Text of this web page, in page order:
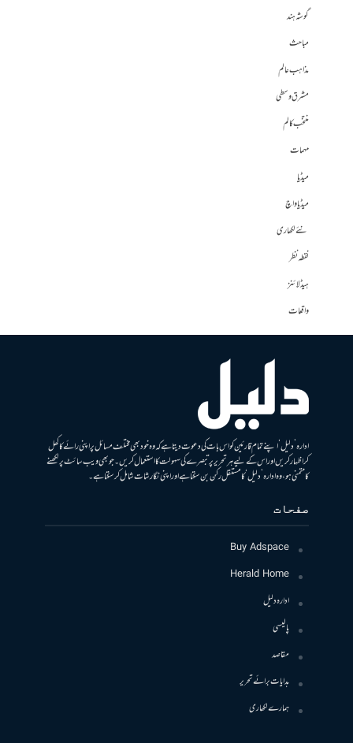
گوشہ ہند
مباحث
مذاہب عالم
مشرق وسطی
منتخب کالم
مہمات
میڈیا
میڈیا واچ
نئے لکھاری
نقطہ نظر
ہیڈلائنز
واقعات
ادارہ ’دلیل‘ اپنے تمام قارئین کو اس بات کی دعوت دیتا ہے کہ وہ خود بھی مختلف مسائل پر اپنی رائے کا کھل
کر اظہار کریں اور اس کے لیے ہر تحریر پر تبصرے کی سہولت کا استعمال کریں۔ جو بھی ویب سائٹ پر لکھنے
کا متمنی ہو، وہ ادارہ ’دلیل‘ کا مستقل رکن بن سکتا ہے اور اپنی نگارشات شامل کرسکتا ہے۔
صفحات
Buy Adspace
Herald Home
ادارہ دلیل
پالیسی
مقاصد
ہدایات برائے تحریر
ہمارے لکھاری